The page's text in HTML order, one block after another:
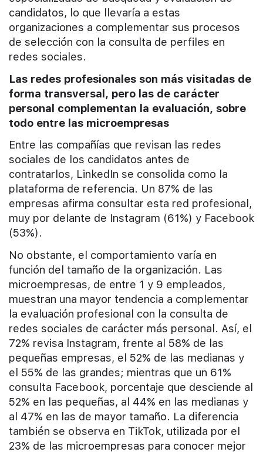
candidatos, lo que llevaría a estas
organizaciones a complementar sus procesos
de selección con la consulta de perfiles en
redes sociales.
Las redes profesionales son más visitadas de
forma transversal, pero las de carácter
personal complementan la evaluación, sobre
todo entre las microempresas
Entre las compañías que revisan las redes
sociales de los candidatos antes de
contratarlos, LinkedIn se consolida como la
plataforma de referencia. Un 87% de las
empresas afirma consultar esta red profesional,
muy por delante de Instagram (61%) y Facebook
(53%).
No obstante, el comportamiento varía en
función del tamaño de la organización. Las
microempresas, de entre 1 y 9 empleados,
muestran una mayor tendencia a complementar
la evaluación profesional con la consulta de
redes sociales de carácter más personal. Así, el
72% revisa Instagram, frente al 58% de las
pequeñas empresas, el 52% de las medianas y
el 55% de las grandes; mientras que un 61%
consulta Facebook, porcentaje que desciende al
52% en las pequeñas, al 44% en las medianas y
al 47% en las de mayor tamaño. La diferencia
también se observa en TikTok, utilizada por el
23% de las microempresas para conocer mejor